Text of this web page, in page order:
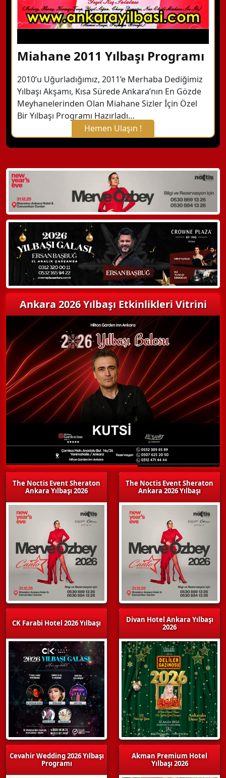
Miahane 2011 Yılbaşı Programı
2010’u Uğurladığımız, 2011’e Merhaba Dediğimiz
Yılbaşı Akşamı, Kısa Sürede Ankara’nın En Gözde
Meyhanelerinden Olan Miahane Sizler İçin Özel
Bir Yılbaşı Programı Hazırladı…
Hemen Ulaşın !
X Kapat
WhatsApp ile Bilgi Alın
Hemen Arayın
Detaylı Bilgi Alın
Ankara 2026 Yılbaşı Etkinlikleri Vitrini
The Noctis Event Sheraton
Ankara Yılbaşı 2026
CK Farabi Hotel 2026 Yılbaşı
Cevahir Wedding 2026 Yılbaşı
Programı
The Noctis Event Sheraton
Ankara 2026 Yılbaşı
Divan Hotel Ankara Yılbaşı
2026
Akman Premium Hotel
Yılbaşı 2026